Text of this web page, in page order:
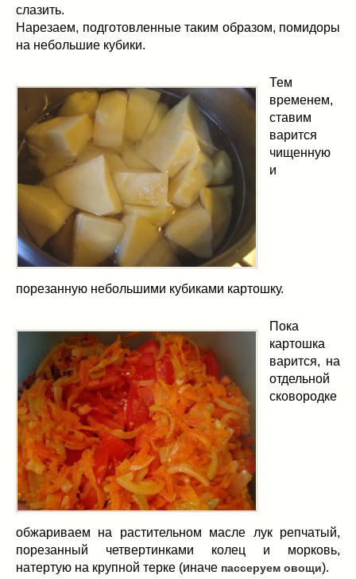
слазить.
Нарезаем, подготовленные таким образом, помидоры
на небольшие кубики.
Тем
временем,
ставим
варится
чищенную
и
порезанную небольшими кубиками картошку.
Пока
картошка
варится, на
отдельной
сковородке
обжариваем на растительном масле лук репчатый,
порезанный четвертинками колец и морковь,
натертую на крупной терке (иначе пассеруем овощи).